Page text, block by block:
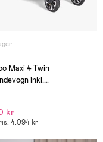
Maxi 4 Twin
inkl.
kr
4.094 kr